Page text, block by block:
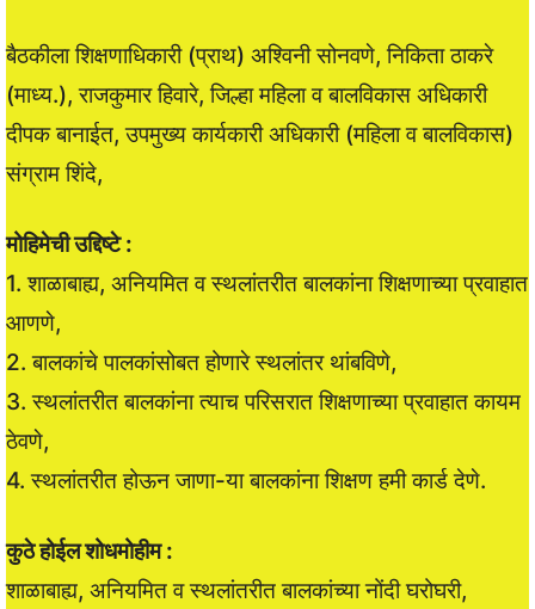
बैठकीला शिक्षणाधिकारी (प्राथ) अश्विनी सोनवणे, निकिता ठाकरे
(माध्य.), राजकुमार हिवारे, जिल्हा महिला व बालविकास अधिकारी
दीपक बानाईत, उपमुख्य कार्यकारी अधिकारी (महिला व बालविकास)
संग्राम शिंदे,
मोहिमेची उद्दिष्टे :
1. शाळाबाह्य, अनियमित व स्थलांतरीत बालकांना शिक्षणाच्या प्रवाहात
आणणे,
2. बालकांचे पालकांसोबत होणारे स्थलांतर थांबविणे,
3. स्थलांतरीत बालकांना त्याच परिसरात शिक्षणाच्या प्रवाहात कायम
ठेवणे,
4. स्थलांतरीत होऊन जाणा-या बालकांना शिक्षण हमी कार्ड देणे.
कुठे होईल शोधमोहीम :
शाळाबाह्य, अनियमित व स्थलांतरीत बालकांच्या नोंदी घरोघरी,